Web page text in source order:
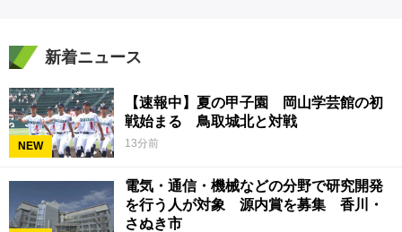
新着ニュース
NEW
【速報中】夏の甲子園 岡山学芸館の初
戦始まる 鳥取城北と対戦
13分前
電気・通信・機械などの分野で研究開発
を行う人が対象 源内賞を募集 香川・
さぬき市